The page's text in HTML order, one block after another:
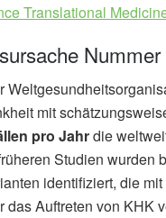
Translational
Nummer
mit
pro Jahrdie
Studien wurden
identifiziert, die
das Auftreten von KHK